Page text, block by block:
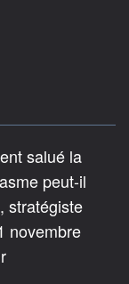
salué la
peut-il
stratégiste
novembre